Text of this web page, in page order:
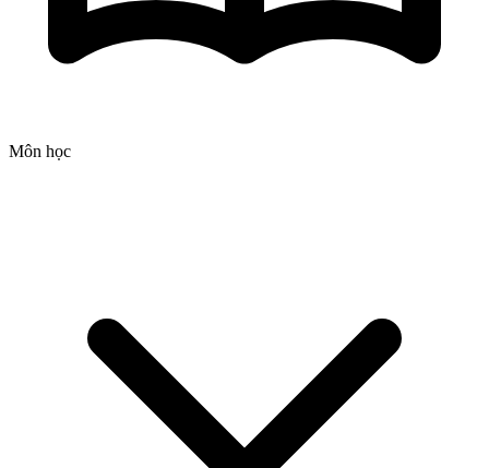
Môn học